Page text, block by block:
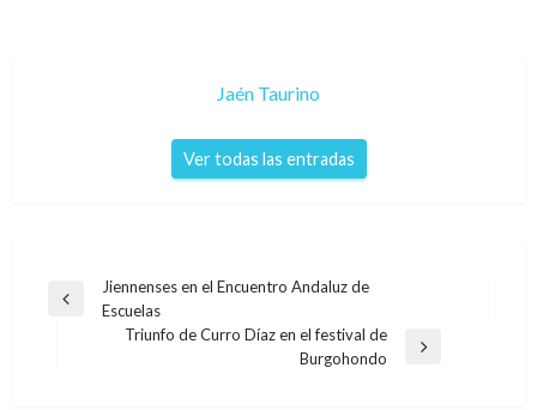
Jaén Taurino
Ver todas las entradas
Navegación
Entrada
Jiennenses en el Encuentro Andaluz de
Escuelas
Triunfo de Curro Díaz en el festival de
Burgohondo